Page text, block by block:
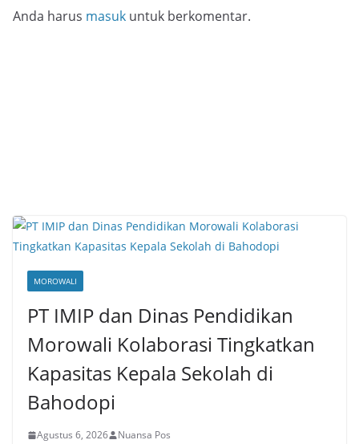
Anda harus masuk untuk berkomentar.
MOROWALI
PT IMIP dan Dinas Pendidikan
Morowali Kolaborasi Tingkatkan
Kapasitas Kepala Sekolah di
Bahodopi
Agustus 6, 2026 Nuansa Pos